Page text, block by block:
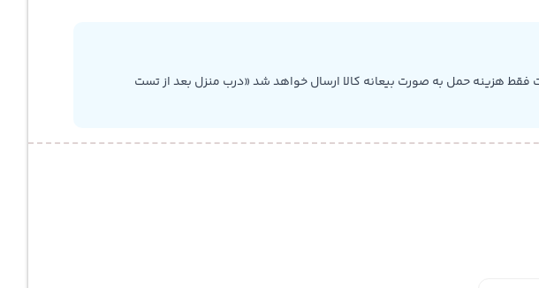
فقط هزینه حمل به صورت بیعانه کالا ارسال خواهد شد «درب منزل بعد از تست